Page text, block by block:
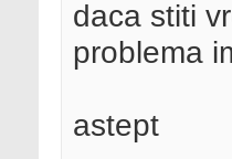
daca stiti
problema
astept